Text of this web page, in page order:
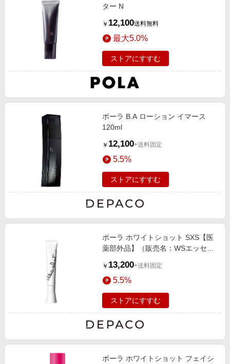
ター N
￥ 12,100送料無料
最大5.0%
ストアにすすむ
ポーラ B.A ローション イマース
120ml
￥ 12,100+送料固定
5.5%
ストアにすすむ
ポーラ ホワイトショット SXS【医
薬部外品】（販売名：WSエッセン
￥ 13,200+送料固定
5.5%
ストアにすすむ
ポーラ ホワイトショット フェイシ